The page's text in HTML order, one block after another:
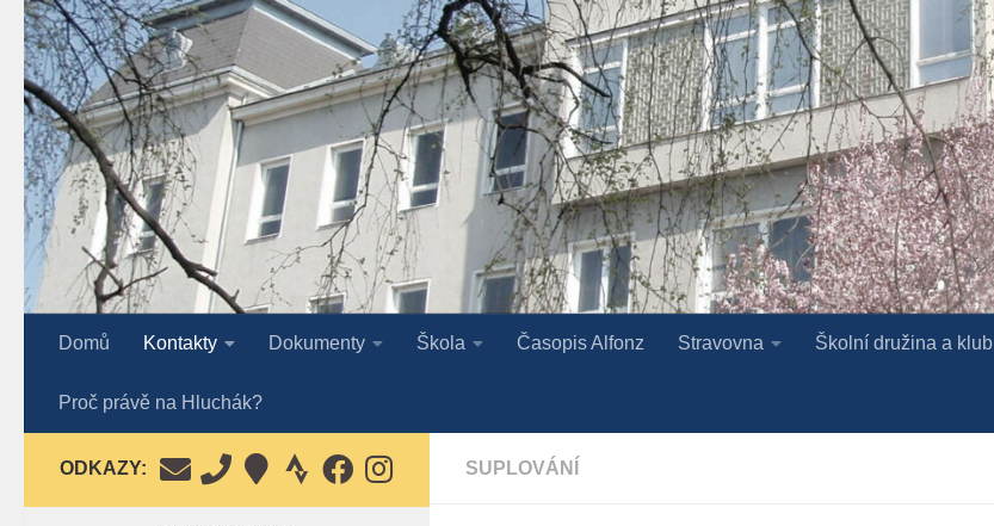
Skip to content
Domů Kontakty Dokumenty Škola Časopis Alfonz Stravovna Školní družina a klub
Proč právě na Hluchák?
SUPLOVÁNÍ
ODKAZY: